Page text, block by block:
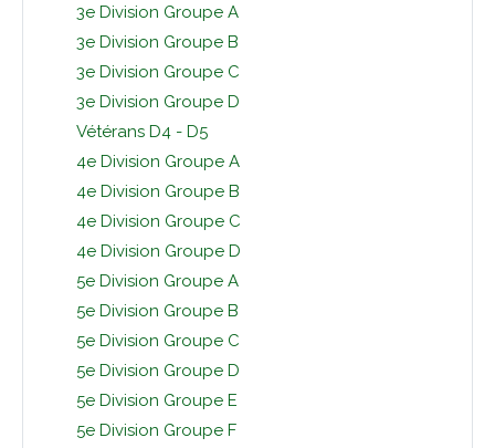
3e Division Groupe A
3e Division Groupe B
3e Division Groupe C
3e Division Groupe D
Vétérans D4 - D5
4e Division Groupe A
4e Division Groupe B
4e Division Groupe C
4e Division Groupe D
5e Division Groupe A
5e Division Groupe B
5e Division Groupe C
5e Division Groupe D
5e Division Groupe E
5e Division Groupe F